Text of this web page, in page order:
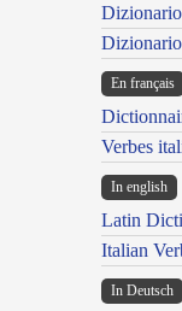
En français
Verbes
In english
Latin
Italian
In Deutsch